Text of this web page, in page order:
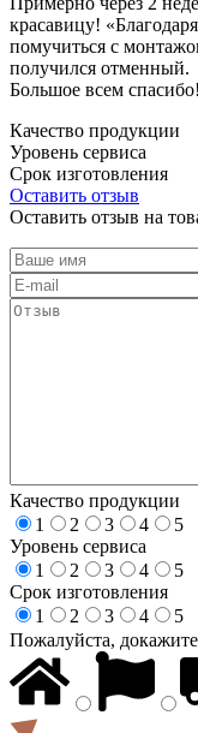
красавицу!
помучиться с
получился отменный.
Большое всем
Качество продукции
Уровень сервиса
Срок изготовления
Оставить отзыв
Оставить отзыв на
Качество продукции
1
2 3 4
5
Уровень сервиса
1
2 3 4
5
Срок изготовления
1
2 3 4
5
Пожалуйста,